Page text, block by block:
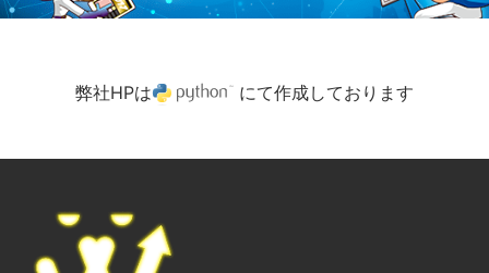
弊社HPは にて作成しております